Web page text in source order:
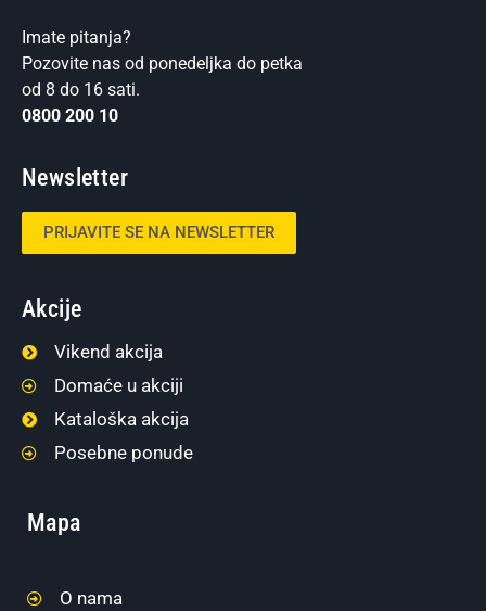
Imate pitanja?
Pozovite nas od ponedeljka do petka
od 8 do 16 sati.
0800 200 10
Newsletter
PRIJAVITE SE NA NEWSLETTER
Akcije
Vikend akcija
Domaće u akciji
Kataloška akcija
Posebne ponude
Mapa
O nama